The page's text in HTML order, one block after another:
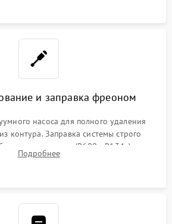
и заправка фреоном
насоса для полного удаления
контура. Заправка системы строго
хладагента (R600a, R134a) по
рабочего давления в системе.
Подробнее